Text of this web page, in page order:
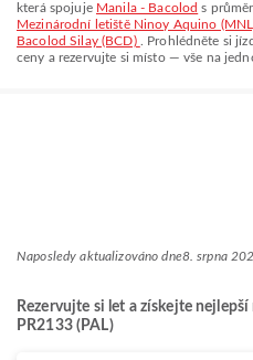
která spojuje Manila - Bacolod s
Mezinárodní letiště Ninoy Aquino
Bacolod Silay (BCD)
. Prohlédněte si
ceny a rezervujte si místo — vše na
Naposledy aktualizováno dne8. srpna
Rezervujte si let a získejte
PR2133 (PAL)